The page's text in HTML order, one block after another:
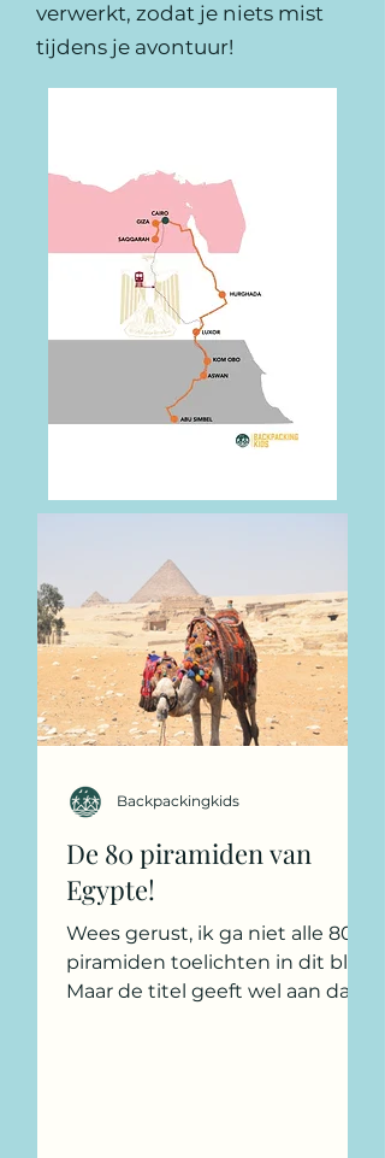
verwerkt, zodat je niets mist
tijdens je avontuur!
De 80 piramiden van
Egypte!
Wees gerust, ik ga niet alle 80
piramiden toelichten in dit blog.
Maar de titel geeft wel aan dat
Backpackingkids